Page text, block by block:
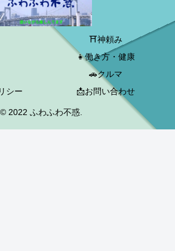
⛩神頼み
👧働き方・健康
🚗クルマ
シー
📩お問い合わせ
© 2022 ふわふわ不惑.